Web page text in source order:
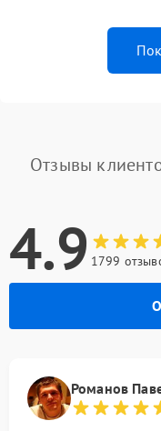
Отзывы
4.9 1799
Романов